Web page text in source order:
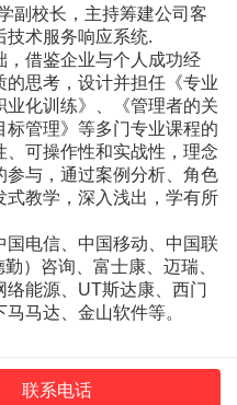
副校长，主持筹建公司客
技术服务响应系统.
，借鉴企业与个人成功经
思考，设计并担任《专业
化训练》、《管理者的关
管理》等多门专业课程的
可操作性和实战性，理念
与，通过案例分析、角色
教学，深入浅出，学有所
电信、中国移动、中国联
）咨询、富士康、迈瑞、
能源、UT斯达康、西门
马达、金山软件等。
联系电话